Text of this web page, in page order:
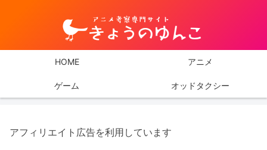
HOME アニメ
ゲーム オッドタクシー
アフィリエイト広告を利用しています